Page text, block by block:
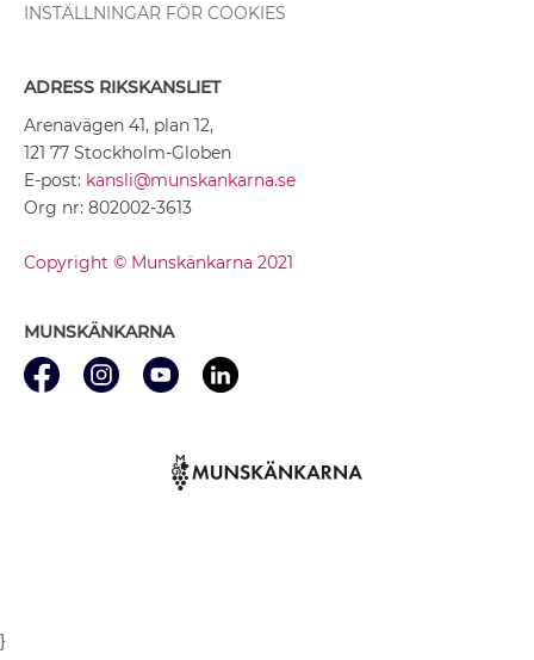
INSTÄLLNINGAR FÖR COOKIES
ADRESS RIKSKANSLIET
Arenavägen 41, plan 12,
121 77 Stockholm-Globen
E-post: kansli@munskankarna.se
Org nr: 802002-3613
Copyright © Munskänkarna 2021
MUNSKÄNKARNA
}